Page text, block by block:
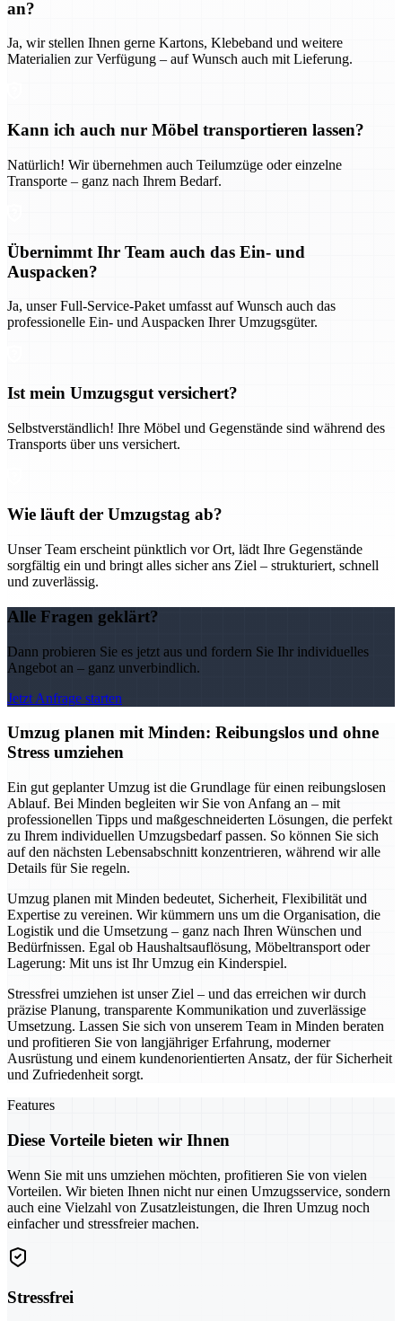
an?
Ja, wir stellen Ihnen gerne Kartons, Klebeband und weitere
Materialien zur Verfügung – auf Wunsch auch mit Lieferung.
Kann ich auch nur Möbel transportieren lassen?
Natürlich! Wir übernehmen auch Teilumzüge oder einzelne
Transporte – ganz nach Ihrem Bedarf.
Übernimmt Ihr Team auch das Ein- und
Auspacken?
Ja, unser Full-Service-Paket umfasst auf Wunsch auch das
professionelle Ein- und Auspacken Ihrer Umzugsgüter.
Ist mein Umzugsgut versichert?
Selbstverständlich! Ihre Möbel und Gegenstände sind während des
Transports über uns versichert.
Wie läuft der Umzugstag ab?
Unser Team erscheint pünktlich vor Ort, lädt Ihre Gegenstände
sorgfältig ein und bringt alles sicher ans Ziel – strukturiert, schnell
und zuverlässig.
Alle Fragen geklärt?
Dann probieren Sie es jetzt aus und fordern Sie Ihr individuelles
Angebot an – ganz unverbindlich.
Jetzt Anfrage starten
Umzug planen mit Minden: Reibungslos und ohne
Stress umziehen
Ein gut geplanter Umzug ist die Grundlage für einen reibungslosen
Ablauf. Bei Minden begleiten wir Sie von Anfang an – mit
professionellen Tipps und maßgeschneiderten Lösungen, die perfekt
zu Ihrem individuellen Umzugsbedarf passen. So können Sie sich
auf den nächsten Lebensabschnitt konzentrieren, während wir alle
Details für Sie regeln.
Umzug planen mit Minden bedeutet, Sicherheit, Flexibilität und
Expertise zu vereinen. Wir kümmern uns um die Organisation, die
Logistik und die Umsetzung – ganz nach Ihren Wünschen und
Bedürfnissen. Egal ob Haushaltsauflösung, Möbeltransport oder
Lagerung: Mit uns ist Ihr Umzug ein Kinderspiel.
Stressfrei umziehen ist unser Ziel – und das erreichen wir durch
präzise Planung, transparente Kommunikation und zuverlässige
Umsetzung. Lassen Sie sich von unserem Team in Minden beraten
und profitieren Sie von langjähriger Erfahrung, moderner
Ausrüstung und einem kundenorientierten Ansatz, der für Sicherheit
und Zufriedenheit sorgt.
Features
Diese Vorteile bieten wir Ihnen
Wenn Sie mit uns umziehen möchten, profitieren Sie von vielen
Vorteilen. Wir bieten Ihnen nicht nur einen Umzugsservice, sondern
auch eine Vielzahl von Zusatzleistungen, die Ihren Umzug noch
einfacher und stressfreier machen.
Stressfrei